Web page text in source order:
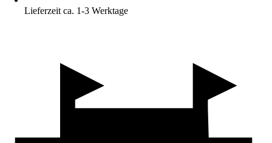
Lieferzeit ca. 1-3 Werktage